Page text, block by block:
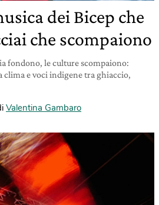
dei Bicep che
che scompaiono
fondono, le culture scompaiono:
clima e voci indigene tra ghiaccio,
Valentina Gambaro